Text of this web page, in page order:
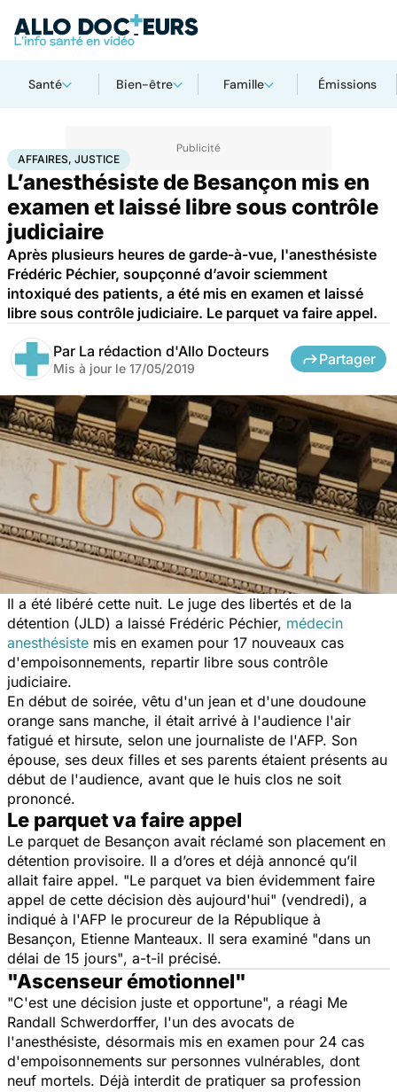
Santé Bien-être Famille Émissions
AccueilSantéSociétéJustice Affaires, justice
AFFAIRES, JUSTICE
L’anesthésiste de Besançon mis en
examen et laissé libre sous contrôle
judiciaire
Après plusieurs heures de garde-à-vue, l'anesthésiste
Frédéric Péchier, soupçonné d’avoir sciemment
intoxiqué des patients, a été mis en examen et laissé
libre sous contrôle judiciaire. Le parquet va faire appel.
Par La rédaction d'Allo Docteurs
Mis à jour le 17/05/2019
Partager
Il a été libéré cette nuit. Le juge des libertés et de la
détention (JLD) a laissé Frédéric Péchier, médecin
anesthésiste mis en examen pour 17 nouveaux cas
d'empoisonnements, repartir libre sous contrôle
judiciaire.
En début de soirée, vêtu d'un jean et d'une doudoune
orange sans manche, il était arrivé à l'audience l'air
fatigué et hirsute, selon une journaliste de l'AFP. Son
épouse, ses deux filles et ses parents étaient présents au
début de l'audience, avant que le huis clos ne soit
prononcé.
Le parquet va faire appel
Le parquet de Besançon avait réclamé son placement en
détention provisoire. Il a d’ores et déjà annoncé qu’il
allait faire appel. "Le parquet va bien évidemment faire
appel de cette décision dès aujourd'hui" (vendredi), a
indiqué à l'AFP le procureur de la République à
Besançon, Etienne Manteaux. Il sera examiné "dans un
délai de 15 jours", a-t-il précisé.
"Ascenseur émotionnel"
"C'est une décision juste et opportune", a réagi Me
Randall Schwerdorffer, l'un des avocats de
l'anesthésiste, désormais mis en examen pour 24 cas
d'empoisonnements sur personnes vulnérables, dont
neuf mortels. Déjà interdit de pratiquer sa profession